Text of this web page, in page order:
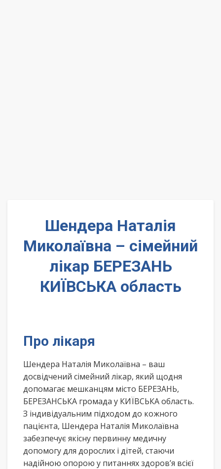
Шендера Наталія
Миколаївна – сімейний
лікар БЕРЕЗАНЬ
КИЇВСЬКА область
Про лікаря
Шендера Наталія Миколаївна – ваш
досвідчений сімейний лікар, який щодня
допомагає мешканцям місто БЕРЕЗАНЬ,
БЕРЕЗАНСЬКА громада у КИЇВСЬКА область.
З індивідуальним підходом до кожного
пацієнта, Шендера Наталія Миколаївна
забезпечує якісну первинну медичну
допомогу для дорослих і дітей, стаючи
надійною опорою у питаннях здоров’я всієї